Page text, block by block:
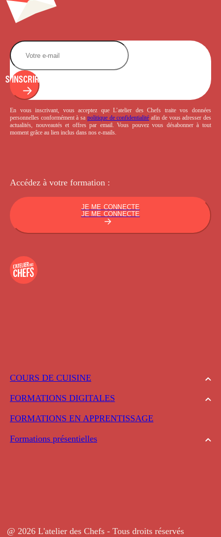
COURS DE CUISINE
FORMATIONS DIGITALES
FORMATIONS EN APPRENTISSAGE
Formations présentielles
S'INSCRIRE
En vous inscrivant, vous acceptez que L’atelier des Chefs traite vos données
personnelles conformément à sa politique de confidentialité afin de vous adresser des
actualités, nouveautés et offres par email. Vous pouvez vous désabonner à tout
moment grâce au lien inclus dans nos e-mails.
Accédez à votre formation :
JE ME CONNECTE
JE ME CONNECTE
@ 2026 L'atelier des Chefs - Tous droits réservés